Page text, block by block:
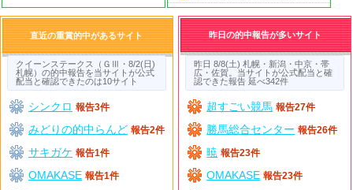
直近の重賞的中があるサイト
クイーンステークス（ＧⅢ・8/2(日)
札幌）の的中報告を当サイトが公式
配当と確認できたのは10サイト
シンクロ 報告3件
みどりの的中らんど 報告2件
サキガケ 報告1件
OMAKASE 報告1件
昨日の的中報告が多いサイト
昨日 8/8(土) 札幌・新潟・中京・帯
広・佐賀。当サイトが公式配当と確
認できた報告 延べ342件
超すごい競馬 報告27件
勝馬総合センター 報告26件
暁 報告23件
OMAKASE 報告23件